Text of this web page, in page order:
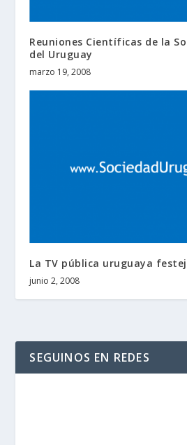
Reuniones Científicas de la
del Uruguay
marzo 19, 2008
La TV pública uruguaya
junio 2, 2008
SEGUINOS EN REDES